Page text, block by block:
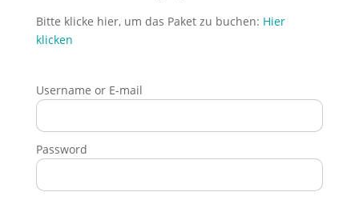
Bitte klicke hier, um das Paket zu buchen: Hier
klicken
Username or E-mail
Password